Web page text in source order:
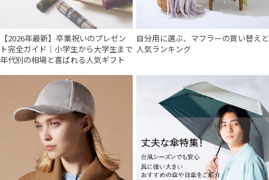
【2026年最新】卒業祝いのプレゼン
ト完全ガイド｜小学生から大学生まで
年代別の相場と喜ばれる人気ギフト
自分用に選ぶ、マフラーの買い替えと
人気ランキング